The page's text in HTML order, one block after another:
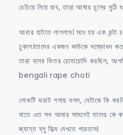
চেচিয়ে নিয়ে যাব, তারা আমার চুলের মুঠি
আবার হাটতে লাগলাম। মনে হয় এক ঘন্টা
ঢুকাল।তাদের একজন কাউকে সম্ভোধন
তারা বনের ভিতর চোদাচোদি করছিল,
bengali rape choti
লোকটি ভরাট গলায় বলল, বেটাকে কি
যাতে এত সখ আমার সামনেই তাদের কে
জ্যান্ত ব্লু ফিল্ম দেখতে পারতাম।